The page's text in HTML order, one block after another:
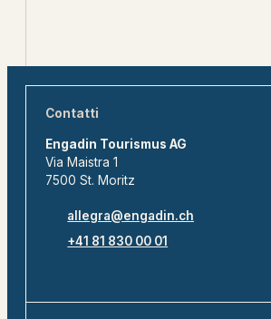
Contatti
Engadin Tourismus AG
Via Maistra 1
7500 St. Moritz
allegra@engadin.ch
+41 81 830 00 01